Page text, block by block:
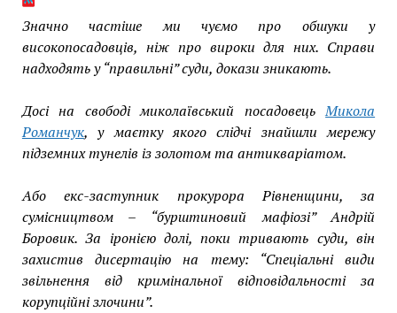
Значно частіше ми чуємо про обшуки у
високопосадовців, ніж про вироки для них. Справи
надходять у “правильні” суди, докази зникають.
Досі на свободі миколаївський посадовецьМикола
Романчук, у маєтку якого слідчі знайшли мережу
підземних тунелів із золотом та антикваріатом.
Або екс-заступник прокурора Рівненщини, за
сумісництвом – “бурштиновий мафіозі” Андрій
Боровик. За іронією долі, поки тривають суди, він
захистив дисертацію на тему: “Спеціальні види
звільнення від кримінальної відповідальності за
корупційні злочини”.